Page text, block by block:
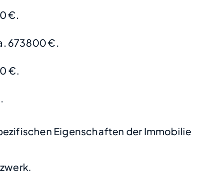
€.
673800 €.
€.
Eigenschaften der Immobilie